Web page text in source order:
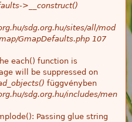
>__construct()
sdg.org.hu/sites/all/mod
GmapDefaults.php 107
each() function is
will be suppressed on
függvényben
sdg.org.hu/includes/men
Passing glue string